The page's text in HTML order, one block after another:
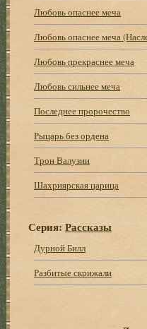
Любовь опаснее меча
Любовь опаснее меча
Любовь прекраснее меча
Любовь сильнее меча
Последнее пророчество
Рыцарь без ордена
Трон Валузии
Шахриярская царица
Серия:Рассказы
Дурной Билл
Разбитые скрижали